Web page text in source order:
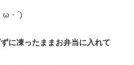
ω・´)
に凍ったままお弁当に入れて